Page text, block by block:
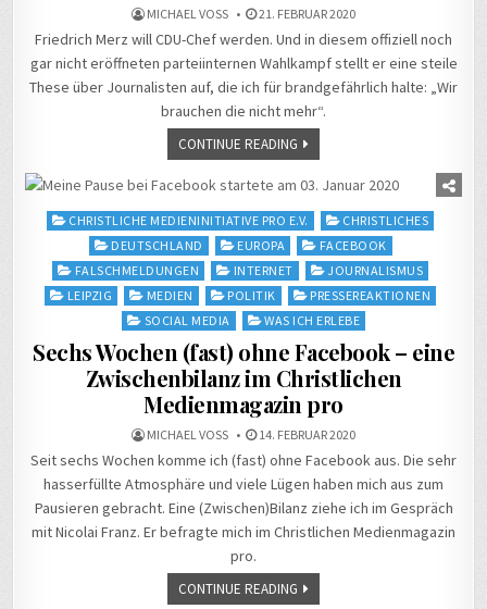
MICHAEL VOSS 21. FEBRUAR 2020
Friedrich Merz will CDU-Chef werden. Und in diesem offiziell noch
gar nicht eröffneten parteiinternen Wahlkampf stellt er eine steile
These über Journalisten auf, die ich für brandgefährlich halte: „Wir
brauchen die nicht mehr“.
CONTINUE READING
Posted
CHRISTLICHE MEDIENINITIATIVE PRO E.V.
CHRISTLICHES
DEUTSCHLAND
EUROPA
FACEBOOK
FALSCHMELDUNGEN
INTERNET
JOURNALISMUS
LEIPZIG
MEDIEN POLITIK
PRESSEREAKTIONEN
SOCIAL MEDIA
WAS ICH ERLEBE
Sechs Wochen (fast) ohne Facebook – eine
Zwischenbilanz im Christlichen
Medienmagazin pro
MICHAEL VOSS 14. FEBRUAR 2020
Seit sechs Wochen komme ich (fast) ohne Facebook aus. Die sehr
hasserfüllte Atmosphäre und viele Lügen haben mich aus zum
Pausieren gebracht. Eine (Zwischen)Bilanz ziehe ich im Gespräch
mit Nicolai Franz. Er befragte mich im Christlichen Medienmagazin
pro.
CONTINUE READING